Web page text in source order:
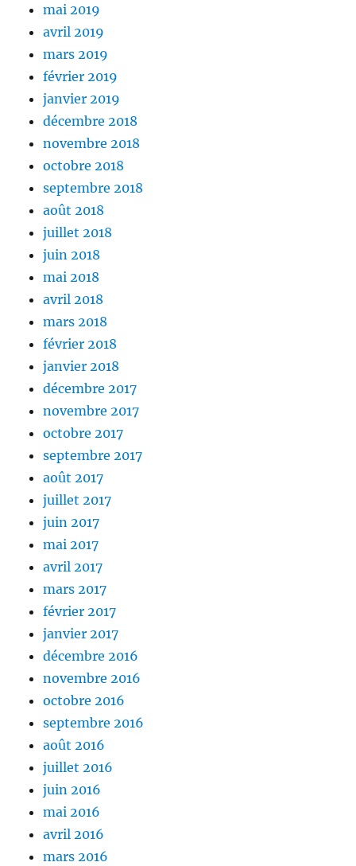
mai 2019
avril 2019
mars 2019
février 2019
janvier 2019
décembre 2018
novembre 2018
octobre 2018
septembre 2018
août 2018
juillet 2018
juin 2018
mai 2018
avril 2018
mars 2018
février 2018
janvier 2018
décembre 2017
novembre 2017
octobre 2017
septembre 2017
août 2017
juillet 2017
juin 2017
mai 2017
avril 2017
mars 2017
février 2017
janvier 2017
décembre 2016
novembre 2016
octobre 2016
septembre 2016
août 2016
juillet 2016
juin 2016
mai 2016
avril 2016
mars 2016